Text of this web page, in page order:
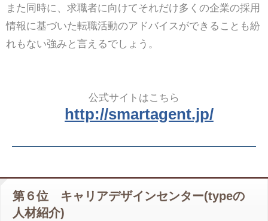
また同時に、求職者に向けてそれだけ多くの企業の採用
情報に基づいた転職活動のアドバイスができることも紛
れもない強みと言えるでしょう。
公式サイトはこちら
http://smartagent.jp/
第６位 キャリアデザインセンター(typeの
人材紹介)